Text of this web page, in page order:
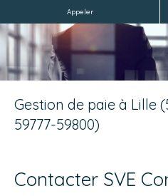
Appeler
Gestion de paie à Lille
59777-59800)
Contacter SVE